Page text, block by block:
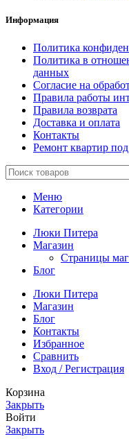
Информация
Политика
Политика в
данных
Согласие на
Правила работы
Правила возврата
Доставка и оплата
Контакты
Ремонт квартир
Меню
Категории
Люки Питера
Магазин
Страницы
Блог
Люки Питера
Магазин
Блог
Контакты
Избранное
Сравнить
Вход / Регистрация
Корзина
Закрыть
Войти
Закрыть